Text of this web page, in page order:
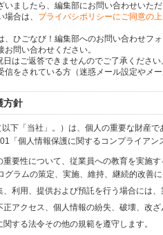
いましたら、編集部にお問い合わせいただ
場合は、 プライバシポリシーにご同意の上
ひごなび！編集部へのお問い合わせフ
お問い合わせください。
はご返答できませんのでご了承ください
をされている方（迷惑メール設定やメ
方針
下「当社」。）は、個人の重要な財産
「個人情報保護に関するコンプライア
重要性について、従業員への教育を実施
グラムの策定、実施、維持、継続的改善に
利用、提供および預託を行う場合には
アクセス、個人情報の紛失、破壊、改
する法令その他の規範を遵守します。